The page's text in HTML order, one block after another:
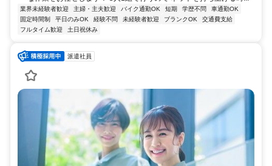
業界未経験者歓迎 主婦・主夫歓迎 バイク通勤OK 短期 学歴不問
車通勤OK
固定時間制
平日のみOK 経験不問 未経験者歓迎 ブランクOK
交通費支給
フルタイム歓迎
土日祝休み
派遣社員